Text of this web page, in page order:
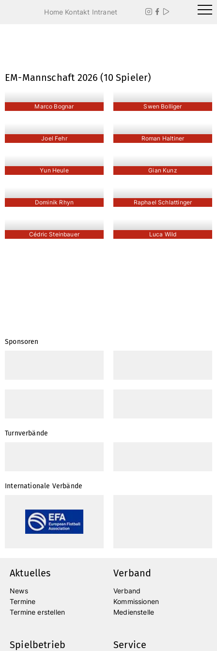
Home Kontakt Intranet   
EM-Mannschaft 2026 (10 Spieler)
Marco Bognar Swen Bolliger
Joel Fehr Roman Haltiner
Yun Heule Gian Kunz
Dominik Rhyn Raphael Schlattinger
Cédric Steinbauer Luca Wild
Sponsoren
Turnverbände
Internationale Verbände
Aktuelles
News
Termine
Termine erstellen
Verband
Verband
Kommissionen
Medienstelle
Spielbetrieb Service